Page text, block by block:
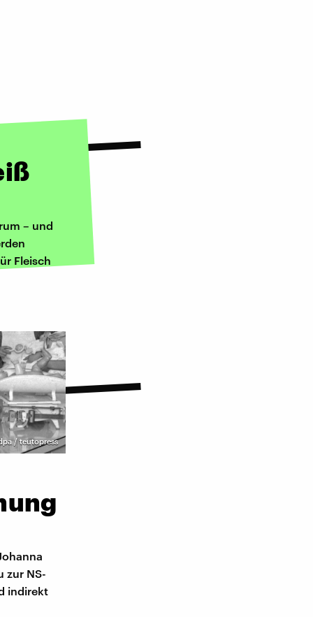
– und
Fleisch
/ teutopress
zur NS-
indirekt